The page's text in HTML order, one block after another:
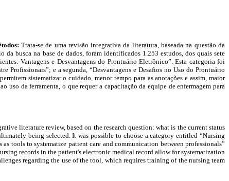
Trata-se de uma revisão integrativa da literatura, baseada na questão da
da busca na base de dados, foram identificados 1.253 estudos, dos quais sete
Vantagens e Desvantagens do Prontuário Eletrônico”. Esta categoria foi
Profissionais”; e a segunda, “Desvantagens e Desafios no Uso do Prontuário
sistematizar o cuidado, menor tempo para as anotações e assim, maior
da ferramenta, o que requer a capacitação da equipe de enfermagem para
literature review, based on the research question: what is the current status
being selected. It was possible to choose a category entitled “Nursing
tools to systematize patient care and communication between professionals”
records in the patient's electronic medical record allow for systematization
regarding the use of the tool, which requires training of the nursing team